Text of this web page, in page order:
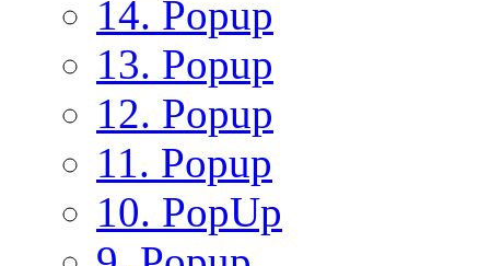
14. Popup
13. Popup
12. Popup
11. Popup
10. PopUp